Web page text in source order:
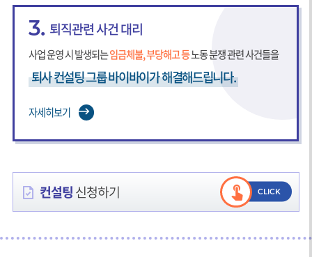
3. 퇴직관련 사건 대리
사업 운영 시 발생되는임금체불, 부당해고 등노동 분쟁 관련 사건들을
퇴사 컨설팅 그룹 바이바이가해결해드립니다.
자세히보기
컨설팅신청하기